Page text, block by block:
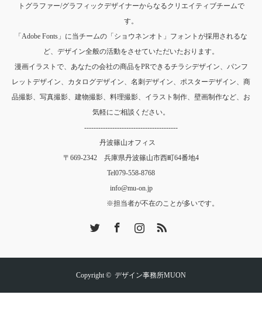
トグラファー/グラフィックデザイナーからなるクリエイティブチームで
す。
「Adobe Fonts」に当チームの「ショウネンオト」フォントが採用されるな
ど、デザイン全般の活動をさせていただいたおります。
漫画イラストで、あなたの会社の商品をPRできるチラシデザイン、パンフ
レットデザイン、カタログデザイン、名刺デザイン、ポスターデザイン、商
品撮影、写真撮影、建物撮影、料理撮影、イラスト制作、壁画制作など、お
気軽にご相談ください。
----------------------------------------
丹波篠山オフィス
〒669-2342 兵庫県丹波篠山市西町64番地4
Tel079-558-8768
info@mu-on.jp
※担当者が不在のことが多いです。
Copyright © デザイン事務所MUON